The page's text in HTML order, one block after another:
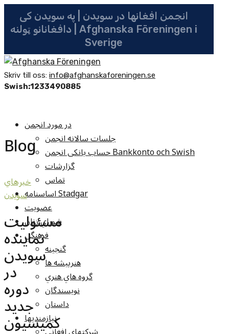
انجمن افغانها در سویدن | په سویدن کی
دافغانانو ټولنه | Afghanska Föreningen i
Sverige
Skriv till oss: info@afghanskaforeningen.se
Swish:1233490885
در مورد انجمن
جلسات سالانه انجمن
حساب بانکی انجمن Bankkonto och Swish
گزارشات
تماس
اساسنامه Stadgar
عضویت
شوراي زنان
فرهنگي
گنجينه
هنرپيشه ها
گروه هاي هنري
نويسندگان
داستان
نيازمنديها
Blog
خبرهاي
سويدن
مسئولیت
نماینده
سويدن
در
دوره
جدید
کمیسیون